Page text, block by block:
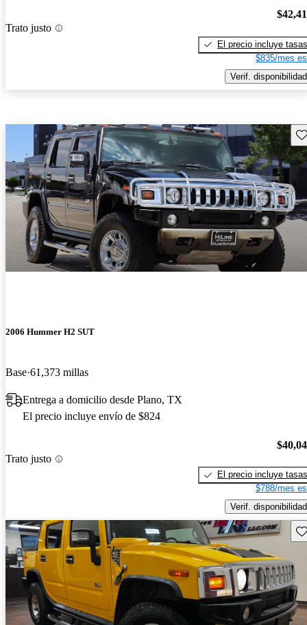
Trato justo
El precio incluye tasas
$835/mes
Verif. disponibilidad
2006 Hummer H2 SUT
Base 61,373 millas
Entrega a domicilio desde Plano, TX
El precio incluye envío de $824
Trato justo
El precio incluye tasas
$788/mes
Verif. disponibilidad